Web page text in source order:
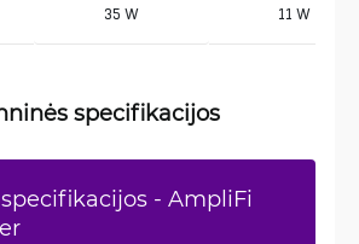
35 W 11 W
specifikacijos
- AmpliFi